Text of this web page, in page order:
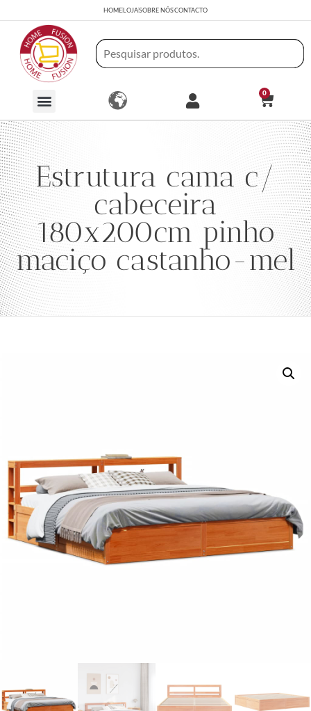
HOMELOJASOBRE NÓSCONTACTO
0
Estrutura cama c/
cabeceira
180x200cm pinho
maciço castanho-mel